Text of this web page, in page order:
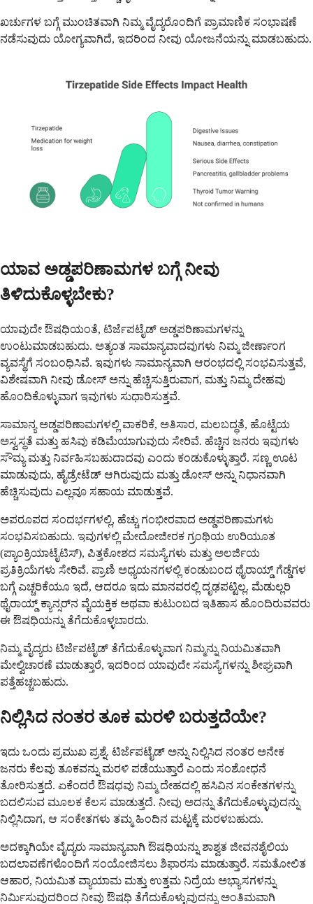
ಖರ್ಚುಗಳ ಬಗ್ಗೆ ಮುಂಚಿತವಾಗಿ ನಿಮ್ಮ ವೈದ್ಯರೊಂದಿಗೆ ಪ್ರಾಮಾಣಿಕ ಸಂಭಾಷಣೆ
ನಡೆಸುವುದು ಯೋಗ್ಯವಾಗಿದೆ, ಇದರಿಂದ ನೀವು ಯೋಜನೆಯನ್ನು ಮಾಡಬಹುದು.
ಯಾವ ಅಡ್ಡಪರಿಣಾಮಗಳ ಬಗ್ಗೆ ನೀವು
ತಿಳಿದುಕೊಳ್ಳಬೇಕು?
ಯಾವುದೇ ಔಷಧಿಯಂತೆ, ಟಿರ್ಜೆಪಟೈಡ್ ಅಡ್ಡಪರಿಣಾಮಗಳನ್ನು
ಉಂಟುಮಾಡಬಹುದು. ಅತ್ಯಂತ ಸಾಮಾನ್ಯವಾದವುಗಳು ನಿಮ್ಮ ಜೀರ್ಣಾಂಗ
ವ್ಯವಸ್ಥೆಗೆ ಸಂಬಂಧಿಸಿವೆ. ಇವುಗಳು ಸಾಮಾನ್ಯವಾಗಿ ಆರಂಭದಲ್ಲಿ ಸಂಭವಿಸುತ್ತವೆ,
ವಿಶೇಷವಾಗಿ ನೀವು ಡೋಸ್ ಅನ್ನು ಹೆಚ್ಚಿಸುತ್ತಿರುವಾಗ, ಮತ್ತು ನಿಮ್ಮ ದೇಹವು
ಹೊಂದಿಕೊಳ್ಳುವಾಗ ಇವುಗಳು ಸುಧಾರಿಸುತ್ತವೆ.
ಸಾಮಾನ್ಯ ಅಡ್ಡಪರಿಣಾಮಗಳಲ್ಲಿ ವಾಕರಿಕೆ, ಅತಿಸಾರ, ಮಲಬದ್ಧತೆ, ಹೊಟ್ಟೆಯ
ಅಸ್ವಸ್ಥತೆ ಮತ್ತು ಹಸಿವು ಕಡಿಮೆಯಾಗುವುದು ಸೇರಿವೆ. ಹೆಚ್ಚಿನ ಜನರು ಇವುಗಳು
ಸೌಮ್ಯ ಮತ್ತು ನಿರ್ವಹಿಸಬಹುದಾದವು ಎಂದು ಕಂಡುಕೊಳ್ಳುತ್ತಾರೆ. ಸಣ್ಣ ಊಟ
ಮಾಡುವುದು, ಹೈಡ್ರೇಟೆಡ್ ಆಗಿರುವುದು ಮತ್ತು ಡೋಸ್ ಅನ್ನು ನಿಧಾನವಾಗಿ
ಹೆಚ್ಚಿಸುವುದು ಎಲ್ಲವೂ ಸಹಾಯ ಮಾಡುತ್ತವೆ.
ಅಪರೂಪದ ಸಂದರ್ಭಗಳಲ್ಲಿ, ಹೆಚ್ಚು ಗಂಭೀರವಾದ ಅಡ್ಡಪರಿಣಾಮಗಳು
ಸಂಭವಿಸಬಹುದು. ಇವುಗಳಲ್ಲಿ ಮೇದೋಜೀರಕ ಗ್ರಂಥಿಯ ಉರಿಯೂತ
(ಪ್ಯಾಂಕ್ರಿಯಾಟೈಟಿಸ್), ಪಿತ್ತಕೋಶದ ಸಮಸ್ಯೆಗಳು ಮತ್ತು ಅಲರ್ಜಿಯ
ಪ್ರತಿಕ್ರಿಯೆಗಳು ಸೇರಿವೆ. ಪ್ರಾಣಿ ಅಧ್ಯಯನಗಳಲ್ಲಿ ಕಂಡುಬಂದ ಥೈರಾಯ್ಡ್ ಗೆಡ್ಡೆಗಳ
ಬಗ್ಗೆ ಎಚ್ಚರಿಕೆಯೂ ಇದೆ, ಆದರೂ ಇದು ಮಾನವರಲ್ಲಿ ದೃಢಪಟ್ಟಿಲ್ಲ. ಮೆಡುಲ್ಲರಿ
ಥೈರಾಯ್ಡ್ ಕ್ಯಾನ್ಸರ್‌ನ ವೈಯಕ್ತಿಕ ಅಥವಾ ಕುಟುಂಬದ ಇತಿಹಾಸ ಹೊಂದಿರುವವರು
ಈ ಔಷಧಿಯನ್ನು ತೆಗೆದುಕೊಳ್ಳಬಾರದು.
ನಿಮ್ಮ ವೈದ್ಯರು ಟಿರ್ಜೆಪಟೈಡ್ ತೆಗೆದುಕೊಳ್ಳುವಾಗ ನಿಮ್ಮನ್ನು ನಿಯಮಿತವಾಗಿ
ಮೇಲ್ವಿಚಾರಣೆ ಮಾಡುತ್ತಾರೆ, ಇದರಿಂದ ಯಾವುದೇ ಸಮಸ್ಯೆಗಳನ್ನು ಶೀಘ್ರವಾಗಿ
ಪತ್ತೆಹಚ್ಚಬಹುದು.
ನಿಲ್ಲಿಸಿದ ನಂತರ ತೂಕ ಮರಳಿ ಬರುತ್ತದೆಯೇ?
ಇದು ಒಂದು ಪ್ರಮುಖ ಪ್ರಶ್ನೆ. ಟಿರ್ಜೆಪಟೈಡ್ ಅನ್ನು ನಿಲ್ಲಿಸಿದ ನಂತರ ಅನೇಕ
ಜನರು ಕೆಲವು ತೂಕವನ್ನು ಮರಳಿ ಪಡೆಯುತ್ತಾರೆ ಎಂದು ಸಂಶೋಧನೆ
ತೋರಿಸುತ್ತದೆ. ಏಕೆಂದರೆ ಔಷಧವು ನಿಮ್ಮ ದೇಹದಲ್ಲಿ ಹಸಿವಿನ ಸಂಕೇತಗಳನ್ನು
ಬದಲಿಸುವ ಮೂಲಕ ಕೆಲಸ ಮಾಡುತ್ತದೆ. ನೀವು ಅದನ್ನು ತೆಗೆದುಕೊಳ್ಳುವುದನ್ನು
ನಿಲ್ಲಿಸಿದಾಗ, ಆ ಸಂಕೇತಗಳು ತಮ್ಮ ಹಿಂದಿನ ಮಟ್ಟಕ್ಕೆ ಮರಳಬಹುದು.
ಅದಕ್ಕಾಗಿಯೇ ವೈದ್ಯರು ಸಾಮಾನ್ಯವಾಗಿ ಔಷಧಿಯನ್ನು ಶಾಶ್ವತ ಜೀವನಶೈಲಿಯ
ಬದಲಾವಣೆಗಳೊಂದಿಗೆ ಸಂಯೋಜಿಸಲು ಶಿಫಾರಸು ಮಾಡುತ್ತಾರೆ. ಸಮತೋಲಿತ
ಆಹಾರ, ನಿಯಮಿತ ವ್ಯಾಯಾಮ ಮತ್ತು ಉತ್ತಮ ನಿದ್ರೆಯ ಅಭ್ಯಾಸಗಳನ್ನು
ನಿರ್ಮಿಸುವುದರಿಂದ ನೀವು ಔಷಧಿ ತೆಗೆದುಕೊಳ್ಳುವುದನ್ನು ಅಂತಿಮವಾಗಿ